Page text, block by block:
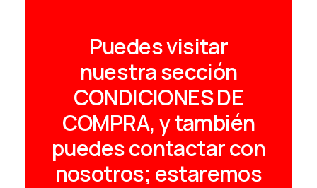
Puedes visitar
nuestra sección
CONDICIONES DE
COMPRA, y también
puedes contactar con
nosotros; estaremos